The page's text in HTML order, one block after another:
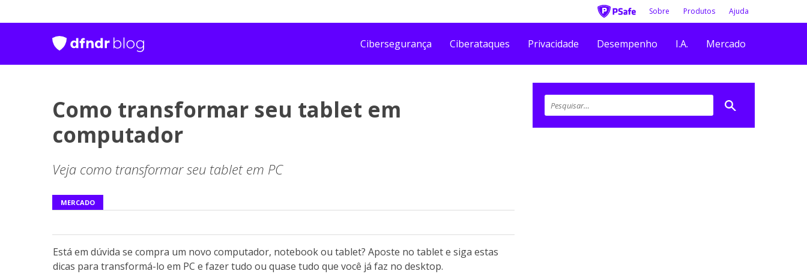
Sobre Produtos Ajuda
Cibersegurança Ciberataques Privacidade Desempenho I.A. Mercado
Como transformar seu tablet em
computador
Veja como transformar seu tablet em PC
MERCADO
Está em dúvida se compra um novo computador, notebook ou tablet? Aposte no tablet e siga estas
dicas para transformá-lo em PC e fazer tudo ou quase tudo que você já faz no desktop.